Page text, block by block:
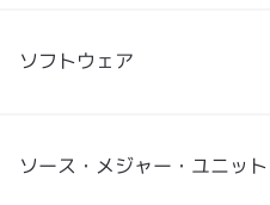
ソフトウェア
ソース・メジャー・ユニット